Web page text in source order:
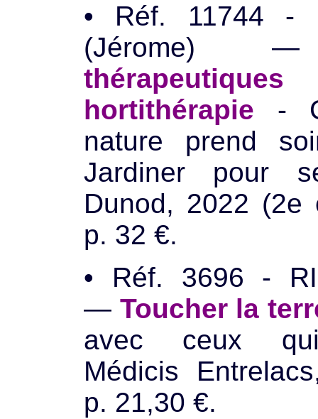
• Réf. 11744 -
hortithérapie -
nature prend
Jardiner pour
Dunod, 2022 (2e
p. 32 €.
• Réf. 3696 -
— Toucher la
avec ceux
Médicis
p. 21,30 €.